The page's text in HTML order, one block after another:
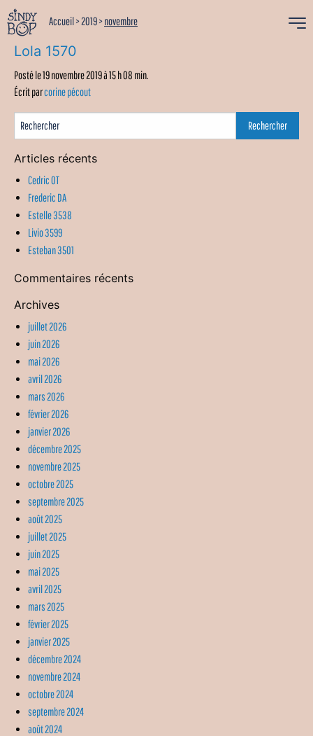
Accueil>2019>novembre
Lola 1570
Posté le 19 novembre 2019 à 15 h 08 min.
Écrit parcorine pécout
Articles récents
Cedric OT
Frederic DA
Estelle 3538
Livio 3599
Esteban 3501
Commentaires récents
Archives
juillet 2026
juin 2026
mai 2026
avril 2026
mars 2026
février 2026
janvier 2026
décembre 2025
novembre 2025
octobre 2025
septembre 2025
août 2025
juillet 2025
juin 2025
mai 2025
avril 2025
mars 2025
février 2025
janvier 2025
décembre 2024
novembre 2024
octobre 2024
septembre 2024
août 2024